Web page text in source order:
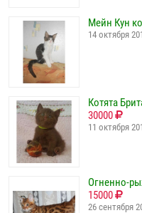
Мейн Кун
14 октября
Котята
30000
11 октября
Огненно-
15000
26 сентября